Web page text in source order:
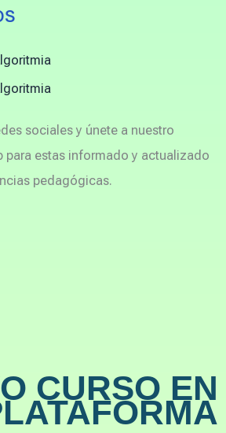
sociales y únete a nuestro
para estas informado y actualizado
pedagógicas.
CURSO EN